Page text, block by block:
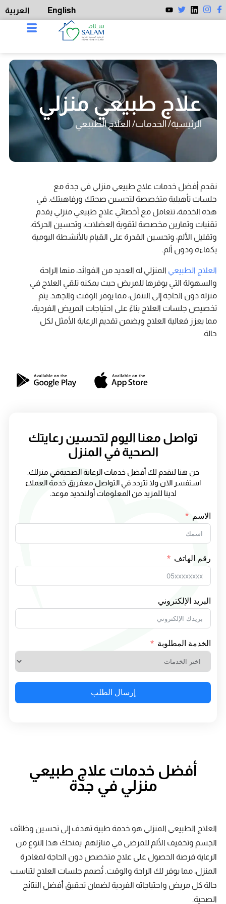
English العربية
علاج طبيعي منزلي
الرئيسية/ الخدمات/ العلاج الطبيعي
نقدم أفضل خدمات علاج طبيعي منزلي في جدة مع
جلسات تأهيلية متخصصة لتحسين صحتك ورفاهيتك. في
هذه الخدمة، تتعامل مع أخصائي علاج طبيعي منزلي يقدم
تقنيات وتمارين مخصصة لتقوية العضلات، وتحسين الحركة،
وتقليل الألم، وتحسين القدرة على القيام بالأنشطة اليومية
بكفاءة ودون ألم.
العلاج الطبيعي المنزلي له العديد من الفوائد، منها الراحة
والسهولة التي يوفرها للمريض حيث يمكنه تلقي العلاج في
منزله دون الحاجة إلى التنقل، مما يوفر الوقت والجهد. يتم
تخصيص جلسات العلاج بناءً على احتياجات المريض الفردية،
مما يعزز فعالية العلاج ويضمن تقديم الرعاية الأمثل لكل
حالة.
تواصل معنا اليوم لتحسين رعايتك
الصحية في المنزل
حن هنا لنقدم لك أفضل خدمات الرعاية الصحيةفي منزلك.
استفسر الآن ولا تتردد في التواصل معفريق خدمة العملاء
لدينا للمزيد من المعلومات أولتحديد موعد.
الاسم
رقم الهاتف
البريد الإلكتروني
الخدمة المطلوبة
إرسال الطلب
أفضل خدمات علاج طبيعي
منزلي في جدة
العلاج الطبيعي المنزلي هو خدمة طبية تهدف إلى تحسين وظائف
الجسم وتخفيف الألم للمرضى في منازلهم. يمنحك هذا النوع من
الرعاية فرصة الحصول على علاج متخصص دون الحاجة لمغادرة
المنزل، مما يوفر لك الراحة والوقت. تُصمم جلسات العلاج لتناسب
حالة كل مريض واحتياجاته الفردية لضمان تحقيق أفضل النتائج
الصحية.